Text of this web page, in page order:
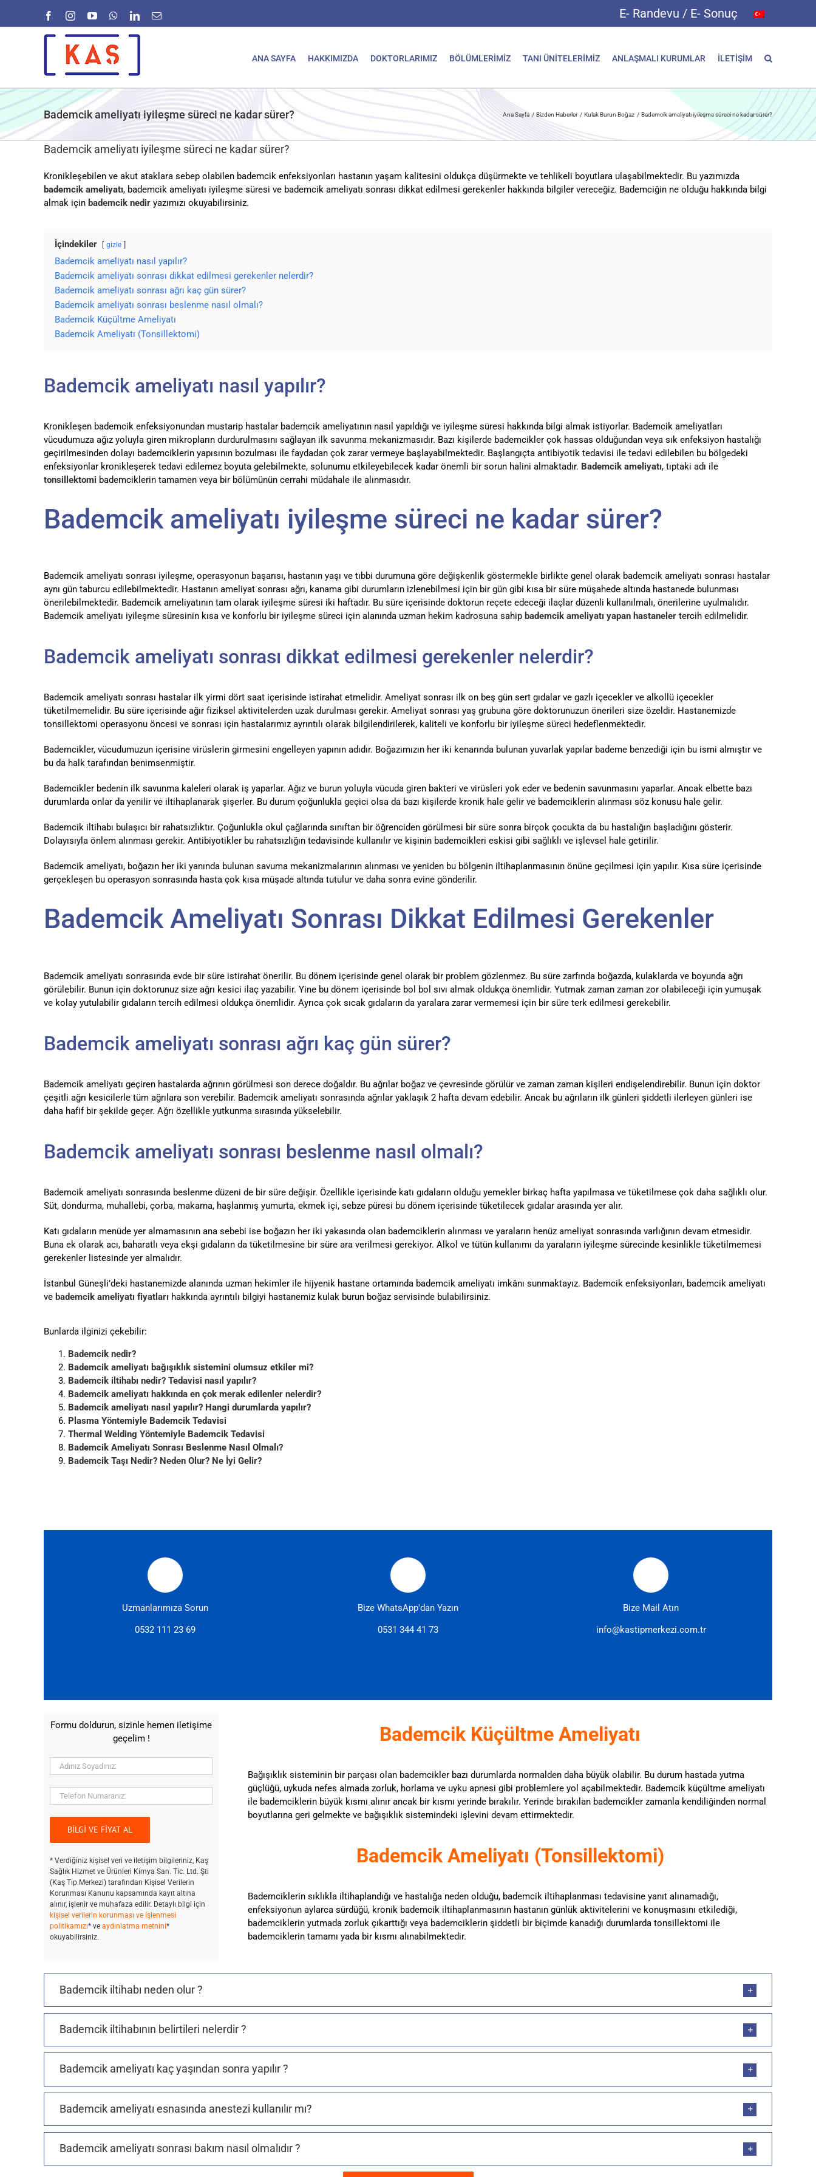
FacebookInstagramYouTubeWhatsApp
LinkedIn
E-
posta
E- Randevu / E- Sonuç
ANA SAYFA HAKKIMIZDA DOKTORLARIMIZ BÖLÜMLERİMİZ TANI ÜNİTELERİMİZ ANLAŞMALI KURUMLAR İLETİŞİM
Bademcik ameliyatı iyileşme süreci ne kadar sürer? Ana Sayfa Bizden Haberler Kulak Burun Boğaz Bademcik ameliyatı iyileşme süreci ne kadar sürer?
Bademcik ameliyatı iyileşme süreci ne kadar sürer?
Kronikleşebilen ve akut ataklara sebep olabilen bademcik enfeksiyonları hastanın yaşam kalitesini oldukça düşürmekte ve tehlikeli boyutlara ulaşabilmektedir. Bu yazımızda
bademcik ameliyatı, bademcik ameliyatı iyileşme süresi ve bademcik ameliyatı sonrası dikkat edilmesi gerekenler hakkında bilgiler vereceğiz. Bademciğin ne olduğu hakkında bilgi
almak için bademcik nedir yazımızı okuyabilirsiniz.
İçindekiler gizle
Bademcik ameliyatı nasıl yapılır?
Bademcik ameliyatı sonrası dikkat edilmesi gerekenler nelerdir?
Bademcik ameliyatı sonrası ağrı kaç gün sürer?
Bademcik ameliyatı sonrası beslenme nasıl olmalı?
Bademcik Küçültme Ameliyatı
Bademcik Ameliyatı (Tonsillektomi)
Bademcik ameliyatı nasıl yapılır?
Kronikleşen bademcik enfeksiyonundan mustarip hastalar bademcik ameliyatının nasıl yapıldığı ve iyileşme süresi hakkında bilgi almak istiyorlar. Bademcik ameliyatları
vücudumuza ağız yoluyla giren mikropların durdurulmasını sağlayan ilk savunma mekanizmasıdır. Bazı kişilerde bademcikler çok hassas olduğundan veya sık enfeksiyon hastalığı
geçirilmesinden dolayı bademciklerin yapısının bozulması ile faydadan çok zarar vermeye başlayabilmektedir. Başlangıçta antibiyotik tedavisi ile tedavi edilebilen bu bölgedeki
enfeksiyonlar kronikleşerek tedavi edilemez boyuta gelebilmekte, solunumu etkileyebilecek kadar önemli bir sorun halini almaktadır. Bademcik ameliyatı, tıptaki adı ile
tonsillektomi bademciklerin tamamen veya bir bölümünün cerrahi müdahale ile alınmasıdır.
Bademcik ameliyatı iyileşme süreci ne kadar sürer?
Bademcik ameliyatı sonrası iyileşme, operasyonun başarısı, hastanın yaşı ve tıbbi durumuna göre değişkenlik göstermekle birlikte genel olarak bademcik ameliyatı sonrası hastalar
aynı gün taburcu edilebilmektedir. Hastanın ameliyat sonrası ağrı, kanama gibi durumların izlenebilmesi için bir gün gibi kısa bir süre müşahede altında hastanede bulunması
önerilebilmektedir. Bademcik ameliyatının tam olarak iyileşme süresi iki haftadır. Bu süre içerisinde doktorun reçete edeceği ilaçlar düzenli kullanılmalı, önerilerine uyulmalıdır.
Bademcik ameliyatı iyileşme süresinin kısa ve konforlu bir iyileşme süreci için alanında uzman hekim kadrosuna sahip bademcik ameliyatı yapan hastaneler tercih edilmelidir.
Bademcik ameliyatı sonrası dikkat edilmesi gerekenler nelerdir?
Bademcik ameliyatı sonrası hastalar ilk yirmi dört saat içerisinde istirahat etmelidir. Ameliyat sonrası ilk on beş gün sert gıdalar ve gazlı içecekler ve alkollü içecekler
tüketilmemelidir. Bu süre içerisinde ağır fiziksel aktivitelerden uzak durulması gerekir. Ameliyat sonrası yaş grubuna göre doktorunuzun önerileri size özeldir. Hastanemizde
tonsillektomi operasyonu öncesi ve sonrası için hastalarımız ayrıntılı olarak bilgilendirilerek, kaliteli ve konforlu bir iyileşme süreci hedeflenmektedir.
Bademcikler, vücudumuzun içerisine virüslerin girmesini engelleyen yapının adıdır. Boğazımızın her iki kenarında bulunan yuvarlak yapılar bademe benzediği için bu ismi almıştır ve
bu da halk tarafından benimsenmiştir.
Bademcikler bedenin ilk savunma kaleleri olarak iş yaparlar. Ağız ve burun yoluyla vücuda giren bakteri ve virüsleri yok eder ve bedenin savunmasını yaparlar. Ancak elbette bazı
durumlarda onlar da yenilir ve iltihaplanarak şişerler. Bu durum çoğunlukla geçici olsa da bazı kişilerde kronik hale gelir ve bademciklerin alınması söz konusu hale gelir.
Bademcik iltihabı bulaşıcı bir rahatsızlıktır. Çoğunlukla okul çağlarında sınıftan bir öğrenciden görülmesi bir süre sonra birçok çocukta da bu hastalığın başladığını gösterir.
Dolayısıyla önlem alınması gerekir. Antibiyotikler bu rahatsızlığın tedavisinde kullanılır ve kişinin bademcikleri eskisi gibi sağlıklı ve işlevsel hale getirilir.
Bademcik ameliyatı, boğazın her iki yanında bulunan savuma mekanizmalarının alınması ve yeniden bu bölgenin iltihaplanmasının önüne geçilmesi için yapılır. Kısa süre içerisinde
gerçekleşen bu operasyon sonrasında hasta çok kısa müşade altında tutulur ve daha sonra evine gönderilir.
Bademcik Ameliyatı Sonrası Dikkat Edilmesi Gerekenler
Bademcik ameliyatı sonrasında evde bir süre istirahat önerilir. Bu dönem içerisinde genel olarak bir problem gözlenmez. Bu süre zarfında boğazda, kulaklarda ve boyunda ağrı
görülebilir. Bunun için doktorunuz size ağrı kesici ilaç yazabilir. Yine bu dönem içerisinde bol bol sıvı almak oldukça önemlidir. Yutmak zaman zaman zor olabileceği için yumuşak
ve kolay yutulabilir gıdaların tercih edilmesi oldukça önemlidir. Ayrıca çok sıcak gıdaların da yaralara zarar vermemesi için bir süre terk edilmesi gerekebilir.
Bademcik ameliyatı sonrası ağrı kaç gün sürer?
Bademcik ameliyatı geçiren hastalarda ağrının görülmesi son derece doğaldır. Bu ağrılar boğaz ve çevresinde görülür ve zaman zaman kişileri endişelendirebilir. Bunun için doktor
çeşitli ağrı kesicilerle tüm ağrılara son verebilir. Bademcik ameliyatı sonrasında ağrılar yaklaşık 2 hafta devam edebilir. Ancak bu ağrıların ilk günleri şiddetli ilerleyen günleri ise
daha hafif bir şekilde geçer. Ağrı özellikle yutkunma sırasında yükselebilir.
Bademcik ameliyatı sonrası beslenme nasıl olmalı?
Bademcik ameliyatı sonrasında beslenme düzeni de bir süre değişir. Özellikle içerisinde katı gıdaların olduğu yemekler birkaç hafta yapılmasa ve tüketilmese çok daha sağlıklı olur.
Süt, dondurma, muhallebi, çorba, makarna, haşlanmış yumurta, ekmek içi, sebze püresi bu dönem içerisinde tüketilecek gıdalar arasında yer alır.
Katı gıdaların menüde yer almamasının ana sebebi ise boğazın her iki yakasında olan bademciklerin alınması ve yaraların henüz ameliyat sonrasında varlığının devam etmesidir.
Buna ek olarak acı, baharatlı veya ekşi gıdaların da tüketilmesine bir süre ara verilmesi gerekiyor. Alkol ve tütün kullanımı da yaraların iyileşme sürecinde kesinlikle tüketilmemesi
gerekenler listesinde yer almalıdır.
İstanbul Güneşli’deki hastanemizde alanında uzman hekimler ile hijyenik hastane ortamında bademcik ameliyatı imkânı sunmaktayız. Bademcik enfeksiyonları, bademcik ameliyatı
ve bademcik ameliyatı fiyatları hakkında ayrıntılı bilgiyi hastanemiz kulak burun boğaz servisinde bulabilirsiniz.
Bunlarda ilginizi çekebilir:
Bademcik nedir?
Bademcik ameliyatı bağışıklık sistemini olumsuz etkiler mi?
Bademcik iltihabı nedir? Tedavisi nasıl yapılır?
Bademcik ameliyatı hakkında en çok merak edilenler nelerdir?
Bademcik ameliyatı nasıl yapılır? Hangi durumlarda yapılır?
Plasma Yöntemiyle Bademcik Tedavisi
Thermal Welding Yöntemiyle Bademcik Tedavisi
Bademcik Ameliyatı Sonrası Beslenme Nasıl Olmalı?
Bademcik Taşı Nedir? Neden Olur? Ne İyi Gelir?
Uzmanlarımıza Sorun
0532 111 23 69
Bize WhatsApp'dan Yazın
0531 344 41 73
Bize Mail Atın
info@kastipmerkezi.com.tr
Formu doldurun, sizinle hemen iletişime
geçelim !
* Verdiğiniz kişisel veri ve iletişim bilgileriniz, Kaş
Sağlık Hizmet ve Ürünleri Kimya San. Tic. Ltd. Şti
(Kaş Tıp Merkezi) tarafından Kişisel Verilerin
Korunması Kanunu kapsamında kayıt altına
alınır, işlenir ve muhafaza edilir. Detaylı bilgi için
kişisel verilerin korunması ve işlenmesi
politikamızı* ve aydınlatma metnini*
okuyabilirsiniz.
Bademcik Küçültme Ameliyatı
Bağışıklık sisteminin bir parçası olan bademcikler bazı durumlarda normalden daha büyük olabilir. Bu durum hastada yutma
güçlüğü, uykuda nefes almada zorluk, horlama ve uyku apnesi gibi problemlere yol açabilmektedir. Bademcik küçültme ameliyatı
ile bademciklerin büyük kısmı alınır ancak bir kısmı yerinde bırakılır. Yerinde bırakılan bademcikler zamanla kendiliğinden normal
boyutlarına geri gelmekte ve bağışıklık sistemindeki işlevini devam ettirmektedir.
Bademcik Ameliyatı (Tonsillektomi)
Bademciklerin sıklıkla iltihaplandığı ve hastalığa neden olduğu, bademcik iltihaplanması tedavisine yanıt alınamadığı,
enfeksiyonun aylarca sürdüğü, kronik bademcik iltihaplanmasının hastanın günlük aktivitelerini ve konuşmasını etkilediği,
bademciklerin yutmada zorluk çıkarttığı veya bademciklerin şiddetli bir biçimde kanadığı durumlarda tonsillektomi ile
bademciklerin tamamı yada bir kısmı alınabilmektedir.
Bademcik iltihabı neden olur ?
Bademcik iltihabının belirtileri nelerdir ?
Bademcik ameliyatı kaç yaşından sonra yapılır ?
Bademcik ameliyatı esnasında anestezi kullanılır mı?
Bademcik ameliyatı sonrası bakım nasıl olmalıdır ?